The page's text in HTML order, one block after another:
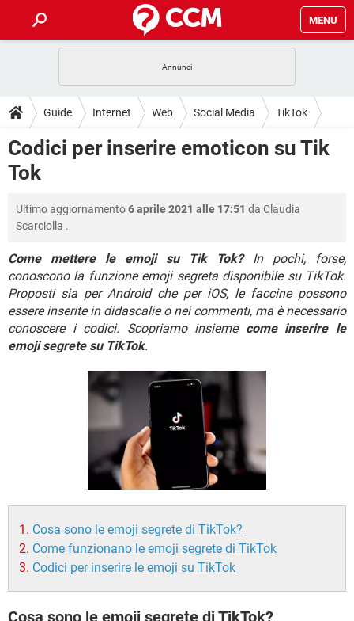
MENU
INTRATTENIMENTO ANDROID
iOS WINDOWS 10
INSTAGRAM
HARDWARE
GUIDE
COVID-19
INTRATTENIMENTO ANDROID
INSTAGRAM WHATSAPP
HARDWARE
DOWNLOAD
COVID-19
iOS
INSTAGRAM WHATSAPP
TIKTOK FACEBOOK
HARDWARE
FORUM
COVID-19 GAMING
iOS WINDOWS 10
INSTAGRAM WHATSAPP
TIKTOK FACEBOOK
HARDWARE
GLOSSARIO
COVID-19 GAMING
INTRATTENIMENTO ANDROID
iOS WINDOWS 10
INSTAGRAM WHATSAPP
Guide Internet Web Social Media TikTok
Codici per inserire emoticon su Tik
Tok
Ultimo aggiornamento6 aprile 2021 alle 17:51 da Claudia
Scarciolla .
Come mettere le emoji su Tik Tok?In pochi, forse,
conoscono la funzione emoji segreta disponibile su TikTok.
Proposti sia per Android che per iOS, le faccine possono
essere inserite in didascalie o nei commenti, ma è necessario
conoscere i codici. Scopriamo insieme come inserire le
emoji segrete su TikTok.
Cosa sono le emoji segrete di TikTok?
Come funzionano le emoji segrete di TikTok
Codici per inserire le emoji su TikTok
Cosa sono le emoji segrete di TikTok?